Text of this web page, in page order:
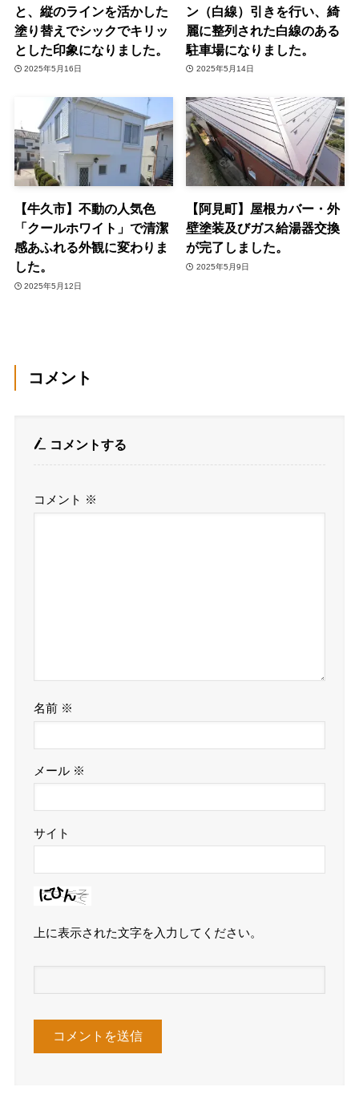
と、縦のラインを活かした
塗り替えでシックでキリッ
とした印象になりました。
2025年5月16日
ン（白線）引きを行い、綺
麗に整列された白線のある
駐車場になりました。
2025年5月14日
【牛久市】不動の人気色
「クールホワイト」で清潔
感あふれる外観に変わりま
した。
2025年5月12日
【阿見町】屋根カバー・外
壁塗装及びガス給湯器交換
が完了しました。
2025年5月9日
コメント
コメントする
コメント ※
名前 ※
メール ※
サイト
上に表示された文字を入力してください。